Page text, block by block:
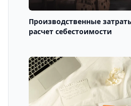
Производственные
расчет себестоимости